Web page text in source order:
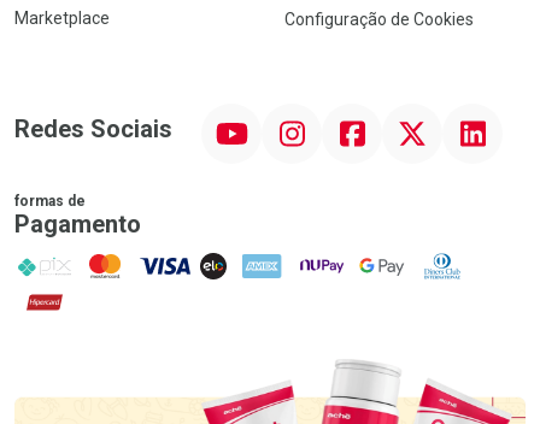
Marketplace
Configuração de Cookies
Redes Sociais InstagramFacebookTwitter Linkedin
formas de
Pagamento
PIX MasterCard
VISA ELO AMEX NuPay Google PayDiners Club
Hipercard
Promoção em Destaque